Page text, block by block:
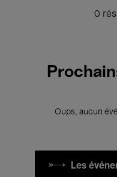
0
Oups, aucun
Les